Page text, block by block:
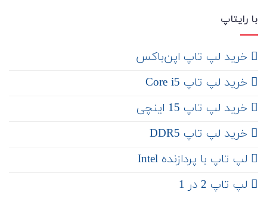
با رایتاپ
‌ خرید لپ تاپ اپن‌باکس
خرید لپ تاپ Core i5
‌‌ خرید لپ تاپ 15 اینچی
خرید لپ تاپ DDR5
لپ تاپ با پردازنده Intel
لپ تاپ 2 در 1